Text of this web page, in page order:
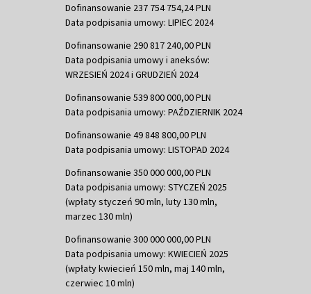
Dofinansowanie 237 754 754,24 PLN
Data podpisania umowy: LIPIEC 2024
Dofinansowanie 290 817 240,00 PLN
Data podpisania umowy i aneksów:
WRZESIEŃ 2024 i GRUDZIEŃ 2024
Dofinansowanie 539 800 000,00 PLN
Data podpisania umowy: PAŹDZIERNIK 2024
Dofinansowanie 49 848 800,00 PLN
Data podpisania umowy: LISTOPAD 2024
Dofinansowanie 350 000 000,00 PLN
Data podpisania umowy: STYCZEŃ 2025
(wpłaty styczeń 90 mln, luty 130 mln,
marzec 130 mln)
Dofinansowanie 300 000 000,00 PLN
Data podpisania umowy: KWIECIEŃ 2025
(wpłaty kwiecień 150 mln, maj 140 mln,
czerwiec 10 mln)